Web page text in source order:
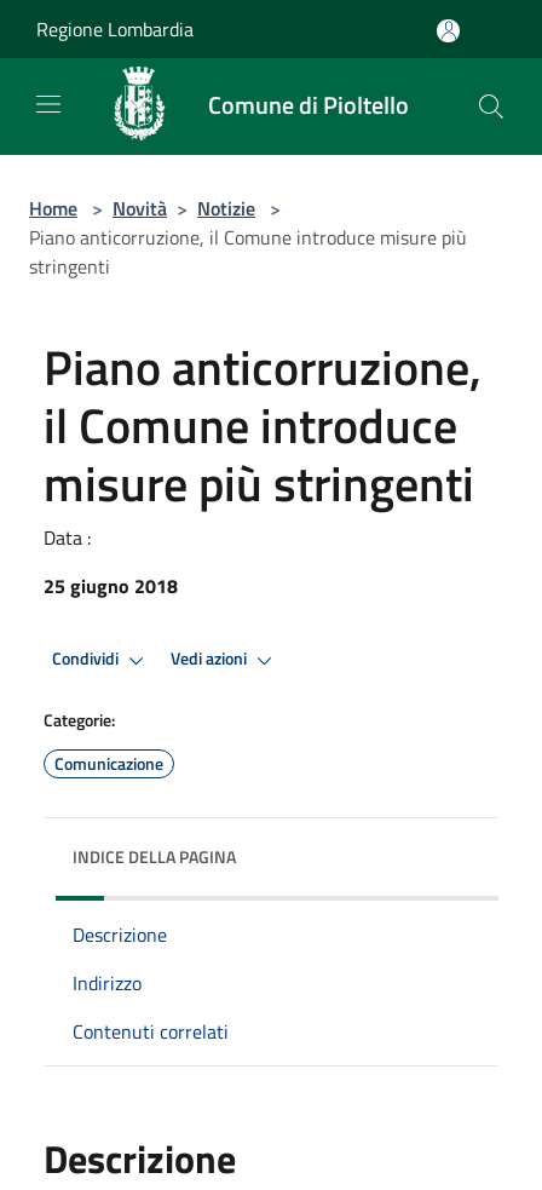
Regione Lombardia
Comune di Pioltello
Home > Novità > Notizie >
Piano anticorruzione, il Comune introduce misure più
stringenti
Piano anticorruzione,
il Comune introduce
misure più stringenti
Data :
25 giugno 2018
Condividi Vedi azioni
Categorie:
Comunicazione
INDICE DELLA PAGINA
Descrizione
Indirizzo
Contenuti correlati
Descrizione